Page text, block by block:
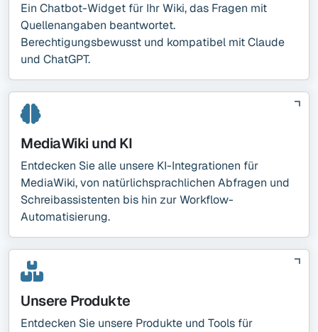
Ein Chatbot-Widget für Ihr Wiki, das Fragen mit
Quellenangaben beantwortet.
Berechtigungsbewusst und kompatibel mit Claude
und ChatGPT.
MediaWiki und KI
Entdecken Sie alle unsere KI-Integrationen für
MediaWiki, von natürlichsprachlichen Abfragen und
Schreibassistenten bis hin zur Workflow-
Automatisierung.
Unsere Produkte
Entdecken Sie unsere Produkte und Tools für